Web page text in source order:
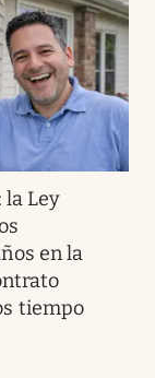
la Ley
en la
tiempo